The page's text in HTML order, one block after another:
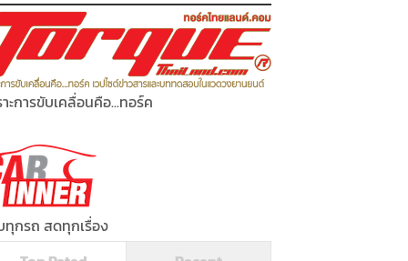
ะการขับเคลื่อนคือ...ทอร์ค
ทุกรถ สดทุกเรื่อง